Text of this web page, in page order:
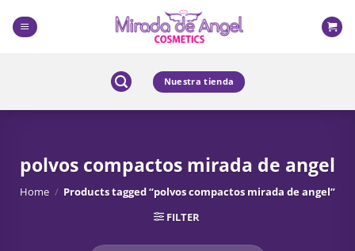
content
Nuestra tienda
polvos compactos mirada de angel
Home / Products tagged “polvos compactos mirada de angel”
FILTER